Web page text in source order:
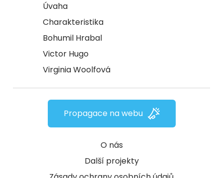
Úvaha
Charakteristika
Bohumil Hrabal
Victor Hugo
Virginia Woolfová
O nás
Další projekty
Propagace na webu